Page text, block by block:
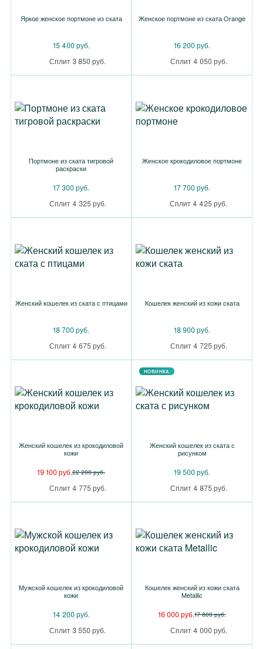
Яркое женское портмоне из ската
15 400 руб.
Сплит 3 850 руб.
Женское портмоне из ската Orange
16 200 руб.
Сплит 4 050 руб.
Портмоне из ската тигровой
раскраски
17 300 руб.
Сплит 4 325 руб.
Женское крокодиловое портмоне
17 700 руб.
Сплит 4 425 руб.
Женский кошелек из ската с птицами
18 700 руб.
Сплит 4 675 руб.
Кошелек женский из кожи ската
18 900 руб.
Сплит 4 725 руб.
Женский кошелек из крокодиловой
кожи
19 100 руб.22 200 руб.
Сплит 4 775 руб.
НОВИНКА
Женский кошелек из ската с
рисунком
19 500 руб.
Сплит 4 875 руб.
Мужской кошелек из крокодиловой
кожи
14 200 руб.
Сплит 3 550 руб.
Кошелек женский из кожи ската
Metallic
16 000 руб.17 800 руб.
Сплит 4 000 руб.